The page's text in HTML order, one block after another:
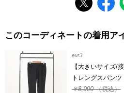
このコーディネートの着用ア
eur3
【大きいサイズ/
トレングスパンツ
￥8,990（税込）